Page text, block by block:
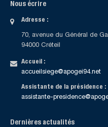
Nous écrire
Adresse :
70, avenue du Général de
94000 Créteil
Accueil :
accueilsiege@apogei94.net
Assistante de la présidence :
assistante-
Dernières actualités